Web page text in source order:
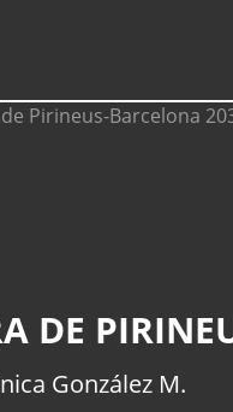
DE
González M.